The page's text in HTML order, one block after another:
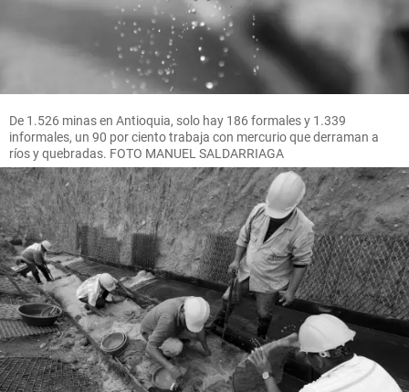
De 1.526 minas en Antioquia, solo hay 186 formales y 1.339
informales, un 90 por ciento trabaja con mercurio que derraman a
ríos y quebradas. FOTO MANUEL SALDARRIAGA